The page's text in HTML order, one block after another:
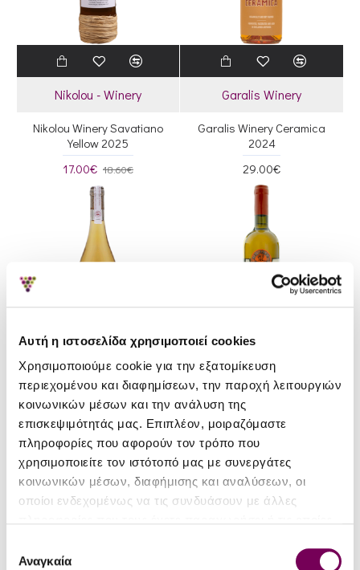
Αυτή η ιστοσελίδα χρησιμοποιεί cookies
Χρησιμοποιούμε cookie για την εξατομίκευση
περιεχομένου και διαφημίσεων, την παροχή λειτουργιών
κοινωνικών μέσων και την ανάλυση της
επισκεψιμότητάς μας. Επιπλέον, μοιραζόμαστε
πληροφορίες που αφορούν τον τρόπο που
χρησιμοποιείτε τον ιστότοπό μας με συνεργάτες
κοινωνικών μέσων, διαφήμισης και αναλύσεων, οι
οποίοι ενδεχομένως να τις συνδυάσουν με άλλες
των υπηρεσιών τους.
συγκατάθεσης
Αναγκαία
Nikolou - Winery
Nikolou Winery Savatiano
Yellow 2025
17.00€ 18.60€
Garalis Winery
Garalis Winery Ceramica
2024
29.00€
Garalis Winery
Garalis Winery Terra
Ambera Amphora 2025
23.80€
JR '22
Methymnaeos
Methymnaeos Winery
Chidiriotiko Orange 2023
19.90€